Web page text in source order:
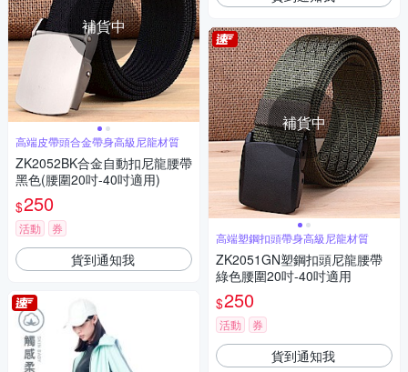
補貨中
高端皮帶頭合金帶身高級尼龍材質
ZK2052BK合金自動扣尼龍腰帶
黑色(腰圍20吋-40吋適用)
$250
活動 券
貨到通知我
補貨中
高端塑鋼扣頭帶身高級尼龍材質
ZK2051GN塑鋼扣頭尼龍腰帶
綠色腰圍20吋-40吋適用
$250
活動 券
貨到通知我